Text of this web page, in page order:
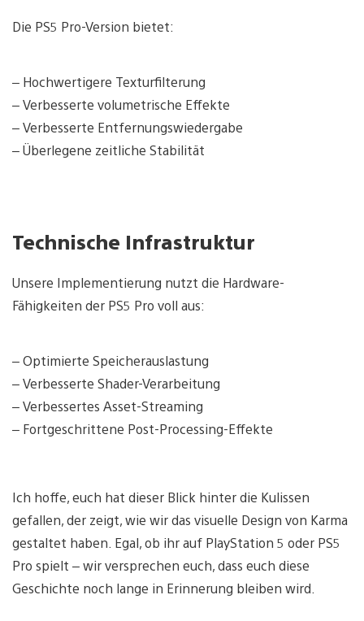
Die PS5 Pro-Version bietet:
– Hochwertigere Texturfilterung
– Verbesserte volumetrische Effekte
– Verbesserte Entfernungswiedergabe
– Überlegene zeitliche Stabilität
Technische Infrastruktur
Unsere Implementierung nutzt die Hardware-
Fähigkeiten der PS5 Pro voll aus:
– Optimierte Speicherauslastung
– Verbesserte Shader-Verarbeitung
– Verbessertes Asset-Streaming
– Fortgeschrittene Post-Processing-Effekte
Ich hoffe, euch hat dieser Blick hinter die Kulissen
gefallen, der zeigt, wie wir das visuelle Design von Karma
gestaltet haben. Egal, ob ihr auf PlayStation 5 oder PS5
Pro spielt – wir versprechen euch, dass euch diese
Geschichte noch lange in Erinnerung bleiben wird.